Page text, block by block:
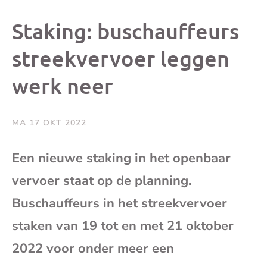
Staking: buschauffeurs
streekvervoer leggen
werk neer
MA 17 OKT 2022
Een nieuwe staking in het openbaar
vervoer staat op de planning.
Buschauffeurs in het streekvervoer
staken van 19 tot en met 21 oktober
2022 voor onder meer een